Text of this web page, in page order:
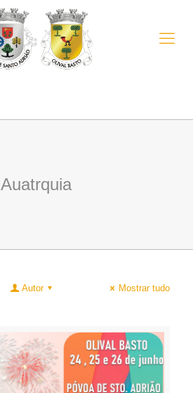
Auatrquia
Autor Mostrar tudo